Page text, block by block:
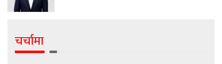
चर्चामा